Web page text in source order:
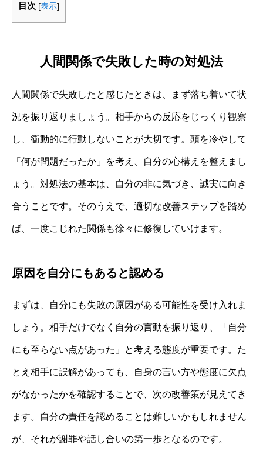
目次 [表示]
人間関係で失敗した時の対処法
人間関係で失敗したと感じたときは、まず落ち着いて状
況を振り返りましょう。相手からの反応をじっくり観察
し、衝動的に行動しないことが大切です。頭を冷やして
「何が問題だったか」を考え、自分の心構えを整えまし
ょう。対処法の基本は、自分の非に気づき、誠実に向き
合うことです。そのうえで、適切な改善ステップを踏め
ば、一度こじれた関係も徐々に修復していけます。
原因を自分にもあると認める
まずは、自分にも失敗の原因がある可能性を受け入れま
しょう。相手だけでなく自分の言動を振り返り、「自分
にも至らない点があった」と考える態度が重要です。た
とえ相手に誤解があっても、自身の言い方や態度に欠点
がなかったかを確認することで、次の改善策が見えてき
ます。自分の責任を認めることは難しいかもしれません
が、それが謝罪や話し合いの第一歩となるのです。